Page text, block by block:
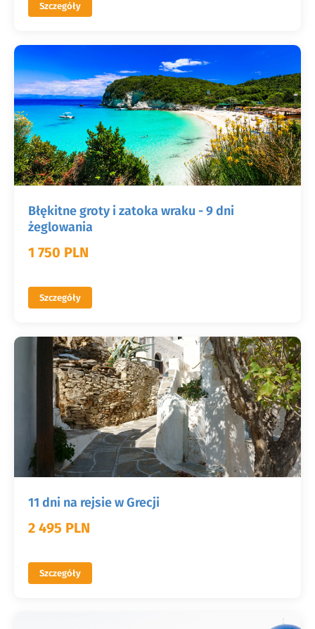
Szczegóły
Błękitne groty i zatoka wraku - 9 dni
żeglowania
1 750 PLN
Szczegóły
11 dni na rejsie w Grecji
2 495 PLN
Szczegóły